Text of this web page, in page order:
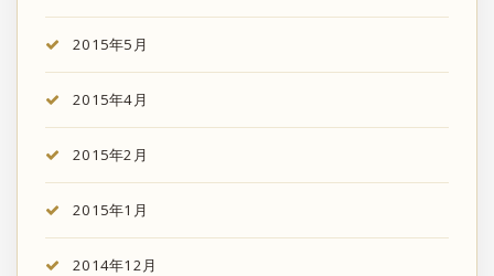
2015年5月
2015年4月
2015年2月
2015年1月
2014年12月